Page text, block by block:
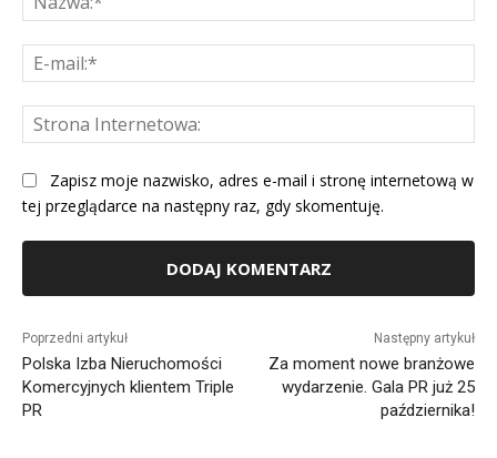
Zapisz moje nazwisko, adres e-mail i stronę internetową w
tej przeglądarce na następny raz, gdy skomentuję.
Poprzedni artykuł
Polska Izba Nieruchomości
Komercyjnych klientem Triple
PR
Następny artykuł
Za moment nowe branżowe
wydarzenie. Gala PR już 25
października!